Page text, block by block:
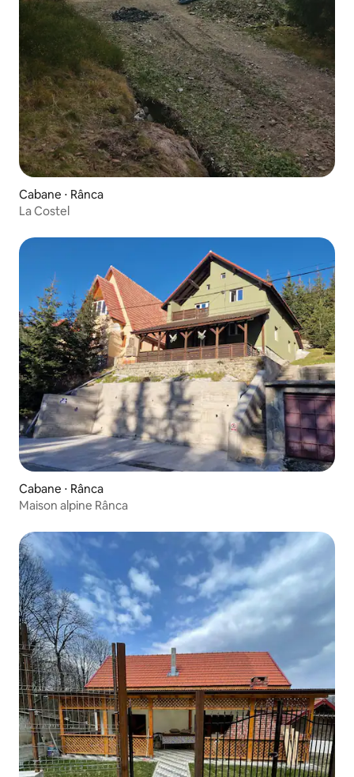
Cabane ⋅ Rânca
La Costel
Cabane ⋅ Rânca
Maison alpine Rânca